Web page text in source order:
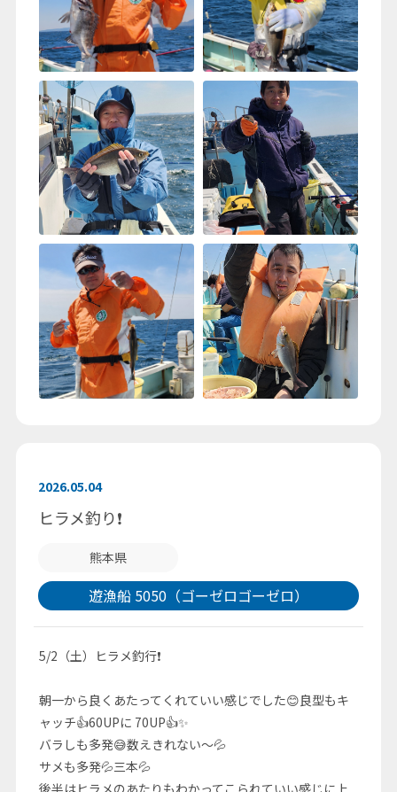
2026.05.04
ヒラメ釣り❗️
熊本県
遊漁船 5050（ゴーゼロゴーゼロ）
5/2（土）ヒラメ釣行❗️
朝一から良くあたってくれていい感じでした😊良型もキ
ャッチ👍60UPに 70UP👍✨
バラしも多発😅数えきれない〜💦
サメも多発💦三本💦
後半はヒラメのあたりもわかってこられていい感じに上